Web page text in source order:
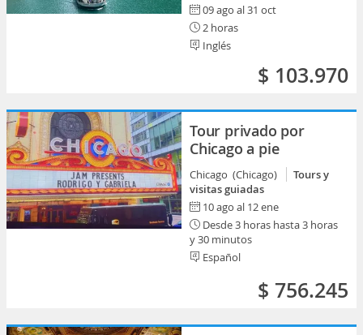
09 ago al 31 oct
2 horas
Inglés
$ 103.970
Tour privado por
Chicago a pie
Chicago (Chicago)
Tours y
visitas guiadas
10 ago al 12 ene
Desde 3 horas hasta 3 horas
y 30 minutos
Español
$ 756.245